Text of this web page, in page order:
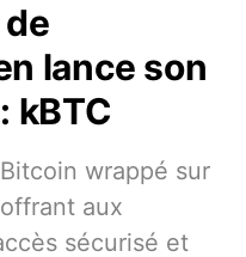
lance son
kBTC
wrappé sur
aux
sécurisé et